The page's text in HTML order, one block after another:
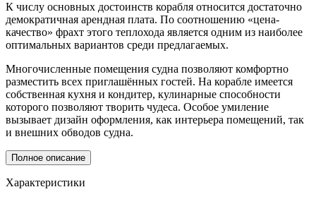
К числу основных достоинств корабля относится достаточно
демократичная арендная плата. По соотношению «цена-
качество» фрахт этого теплохода является одним из наиболее
оптимальных вариантов среди предлагаемых.
Многочисленные помещения судна позволяют комфортно
разместить всех приглашённых гостей. На корабле имеется
собственная кухня и кондитер, кулинарные способности
которого позволяют творить чудеса. Особое умиление
вызывает дизайн оформления, как интерьера помещений, так
и внешних обводов судна.
Полное описание
Характеристики